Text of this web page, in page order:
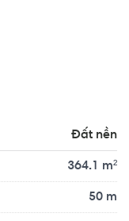
dục và giải trí.
Đất nền
364.1 m²
50 m